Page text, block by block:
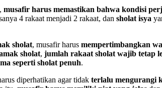
musafir harus memastikan bahwa kondisi
4 rakaat menjadi 2 rakaat, dan sholat isya
sholat, musafir harus mempertimbangkan
sholat, jumlah rakaat sholat wajib tetap
seperti sholat penuh.
diperhatikan agar tidak terlalu mengurangi